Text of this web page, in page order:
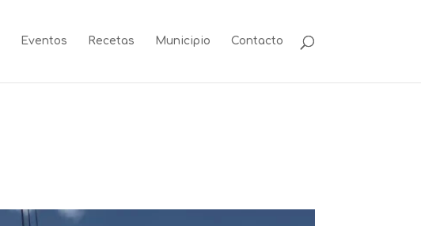
Eventos Recetas Municipio Contacto